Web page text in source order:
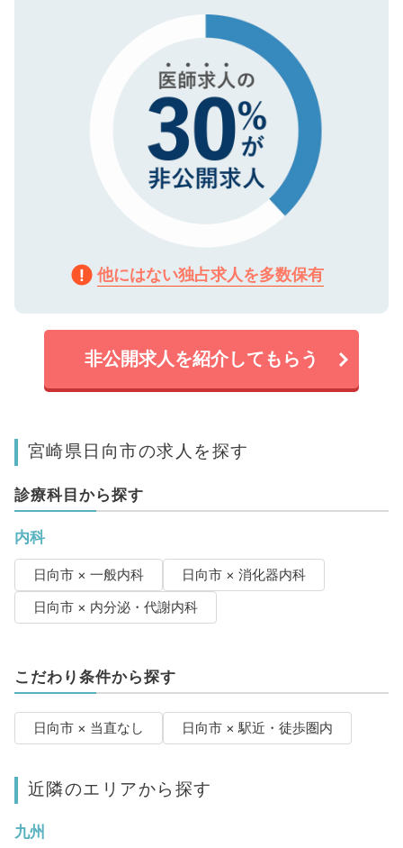
で、機密保持に関してもご安心ください。
他にはない独占求人を多数保有
非公開求人を紹介してもらう
宮崎県日向市の求人を探す
診療科目から探す
内科
日向市 × 一般内科
日向市 × 消化器内科
日向市 × 内分泌・代謝内科
こだわり条件から探す
日向市 × 当直なし 日向市 × 駅近・徒歩圏内
近隣のエリアから探す
九州